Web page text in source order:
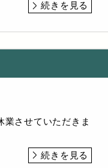
続きを見る
業させていただきま
続きを見る